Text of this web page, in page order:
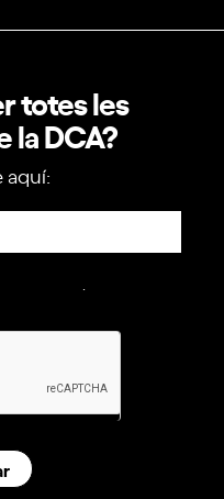
totes les
la DCA?
aquí: